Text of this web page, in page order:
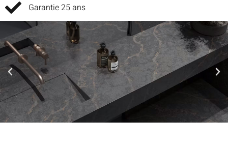
Garantie 25 ans